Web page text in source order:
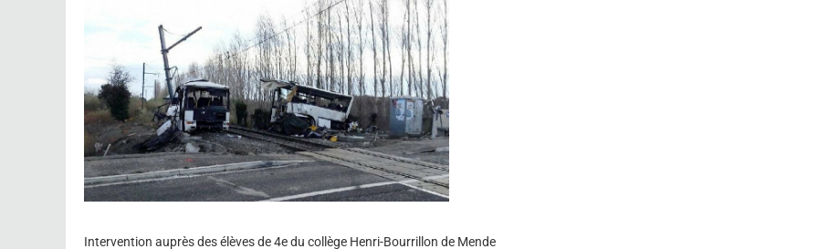
Intervention auprès des élèves de 4e du collège Henri-Bourrillon de Mende